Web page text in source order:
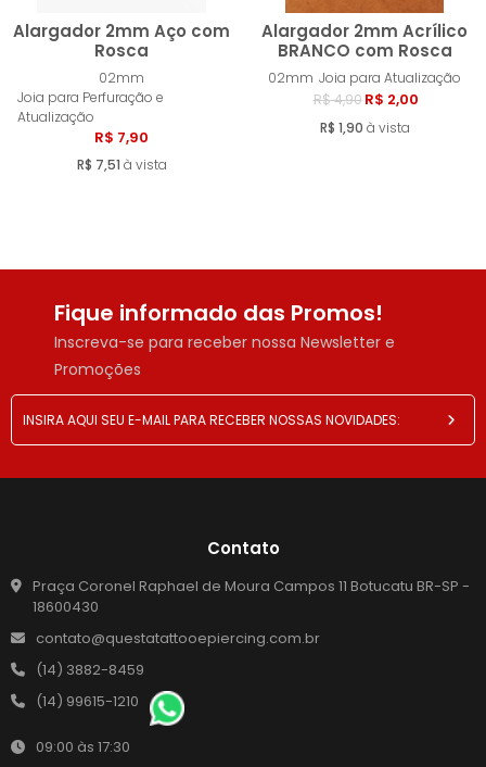
Alargador 2mm Aço com
Rosca
02mm
Joia para Perfuração e
Atualização
R$ 7,90
R$ 7,51 à vista
Comprar
Alargador 2mm Acrílico
BRANCO com Rosca
02mm Joia para Atualização
R$ 4,90 R$ 2,00
R$ 1,90 à vista
Fique informado das Promos!
Inscreva-se para receber nossa Newsletter e
Promoções
Contato
Praça Coronel Raphael de Moura Campos 11 Botucatu BR-SP -
18600430
contato@questatattooepiercing.com.br
(14) 3882-8459
(14) 99615-1210
09:00 às 17:30